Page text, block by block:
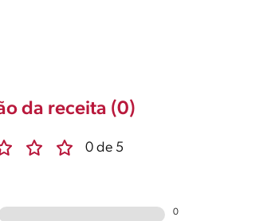
da receita (0)
0 de 5
0